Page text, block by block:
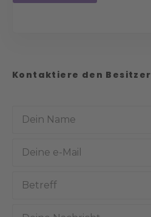
Kontaktiere den Besitzer